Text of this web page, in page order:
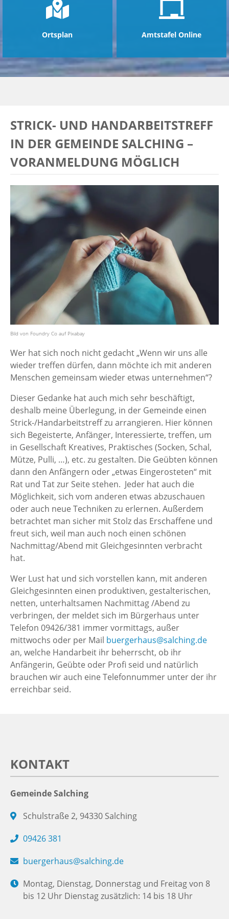
Ortsplan Amtstafel Online
STRICK- UND HANDARBEITSTREFF
IN DER GEMEINDE SALCHING –
VORANMELDUNG MÖGLICH
Bild von Foundry Co auf Pixabay
Wer hat sich noch nicht gedacht „Wenn wir uns alle
wieder treffen dürfen, dann möchte ich mit anderen
Menschen gemeinsam wieder etwas unternehmen“?
Dieser Gedanke hat auch mich sehr beschäftigt,
deshalb meine Überlegung, in der Gemeinde einen
Strick-/Handarbeitstreff zu arrangieren. Hier können
sich Begeisterte, Anfänger, Interessierte, treffen, um
in Gesellschaft Kreatives, Praktisches (Socken, Schal,
Mütze, Pulli, …), etc. zu gestalten. Die Geübten können
dann den Anfängern oder „etwas Eingerosteten“ mit
Rat und Tat zur Seite stehen. Jeder hat auch die
Möglichkeit, sich vom anderen etwas abzuschauen
oder auch neue Techniken zu erlernen. Außerdem
betrachtet man sicher mit Stolz das Erschaffene und
freut sich, weil man auch noch einen schönen
Nachmittag/Abend mit Gleichgesinnten verbracht
hat.
Wer Lust hat und sich vorstellen kann, mit anderen
Gleichgesinnten einen produktiven, gestalterischen,
netten, unterhaltsamen Nachmittag /Abend zu
verbringen, der meldet sich im Bürgerhaus unter
Telefon 09426/381 immer vormittags, außer
mittwochs oder per Mail buergerhaus@salching.de
an, welche Handarbeit ihr beherrscht, ob ihr
Anfängerin, Geübte oder Profi seid und natürlich
brauchen wir auch eine Telefonnummer unter der ihr
erreichbar seid.
KONTAKT
Gemeinde Salching
Schulstraße 2, 94330 Salching
09426 381
buergerhaus@salching.de
Montag, Dienstag, Donnerstag und Freitag von 8
bis 12 Uhr Dienstag zusätzlich: 14 bis 18 Uhr